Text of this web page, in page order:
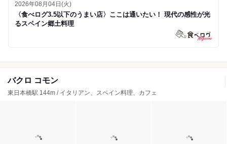
2026年08月04日(火)
〈食べログ3.5以下のうまい店〉ここは通いたい！ 現代の感性が光
るスペイン郷土料理
バクロ コモン
東日本橋駅 144m / イタリアン、スペイン料理、カフェ